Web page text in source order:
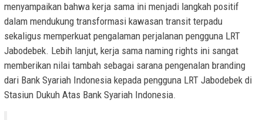
menyampaikan bahwa kerja sama ini menjadi langkah positif
dalam mendukung transformasi kawasan transit terpadu
sekaligus memperkuat pengalaman perjalanan pengguna LRT
Jabodebek. Lebih lanjut, kerja sama naming rights ini sangat
memberikan nilai tambah sebagai sarana pengenalan branding
dari Bank Syariah Indonesia kepada pengguna LRT Jabodebek di
Stasiun Dukuh Atas Bank Syariah Indonesia.